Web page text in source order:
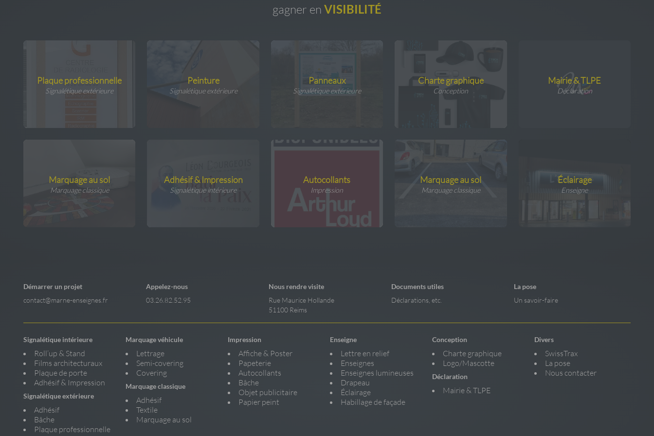
gagner en VISIBILITÉ
Plaque professionnelle
Signalétique extérieure
Peinture
Signalétique extérieure
Panneaux
Signalétique extérieure
Charte graphique
Conception
Mairie & TLPE
Déclaration
Marquage au sol
Marquage classique
Adhésif & Impression
Signalétique intérieure
Autocollants
Impression
Marquage au sol
Marquage classique
Éclairage
Enseigne
Démarrer un projet
contact@marne-enseignes.fr
Appelez-nous
03.26.82.52.95
Nous rendre visite
Rue Maurice Hollande
51100 Reims
Documents utiles
Déclarations, etc.
La pose
Un savoir-faire
Signalétique intérieure
Roll’up & Stand
Films architecturaux
Plaque de porte
Adhésif & Impression
Signalétique extérieure
Adhésif
Bâche
Plaque professionnelle
Marquage véhicule
Lettrage
Semi-covering
Covering
Marquage classique
Adhésif
Textile
Marquage au sol
Impression
Affiche & Poster
Papeterie
Autocollants
Bâche
Objet publicitaire
Papier peint
Enseigne
Lettre en relief
Enseignes
Enseignes lumineuses
Drapeau
Éclairage
Habillage de façade
Conception
Charte graphique
Logo/Mascotte
Déclaration
Mairie & TLPE
Divers
SwissTrax
La pose
Nous contacter